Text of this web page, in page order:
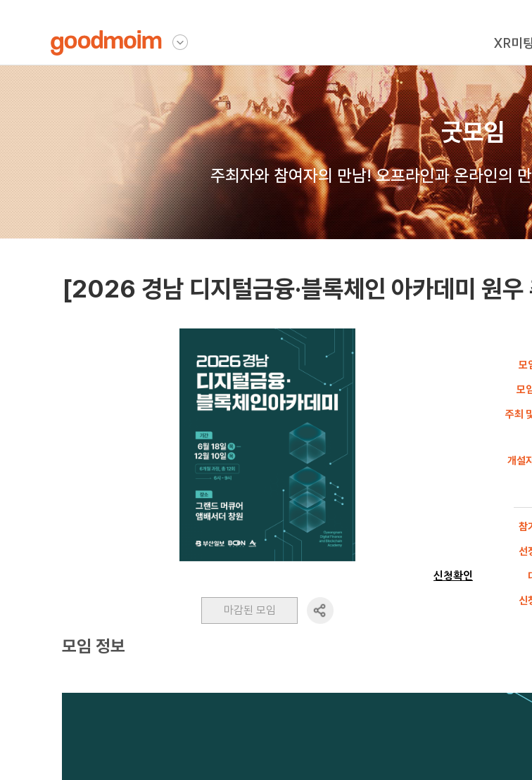
굿모임 다른사이트 보기
XR미
굿모임
주최자와 참여자의 만남! 오프라인과 온라인의
[2026 경남 디지털금융·블록체인 아카데미 원우
신청확인
마감된 모임
모
모
주최
개설
참
선
신
모임 정보